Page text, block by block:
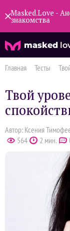
Masked.Love -
знакомства
masked
Главная Тесты
Твой
Автор: Ксения
564
2 мин.